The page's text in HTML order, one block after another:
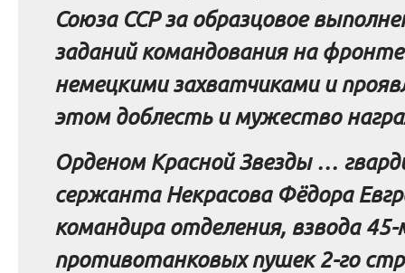
Союза ССР за образцовое
заданий командования на
немецкими захватчиками и
этом доблесть и мужество
Орденом Красной Звезды …
сержанта Некрасова Фёдора
командира отделения, взвода
противотанковых пушек 2-го